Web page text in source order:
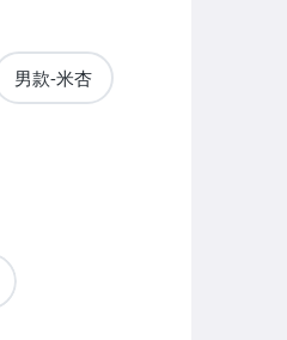
男款-米杏